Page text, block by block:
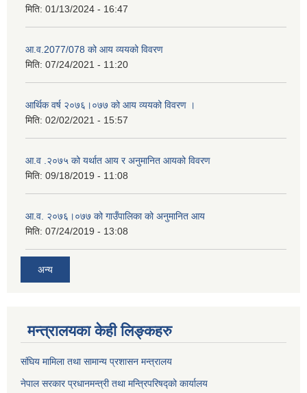
मिति: 01/13/2024 - 16:47
आ.व.2077/078 को आय व्ययको विवरण
मिति: 07/24/2021 - 11:20
आर्थिक वर्ष २०७६।०७७ को आय व्ययको विवरण ।
मिति: 02/02/2021 - 15:57
आ.व .२०७५ को यर्थात आय र अनुमानित आयको विवरण
मिति: 09/18/2019 - 11:08
आ.व. २०७६।०७७ को गाउँपालिका को अनुमानित आय
मिति: 07/24/2019 - 13:08
अन्य
मन्त्रालयका केही लिङ्कहरु
संघिय मामिला तथा सामान्य प्रशासन मन्त्रालय
नेपाल सरकार प्रधानमन्त्री तथा मन्त्रिपरिषद्को कार्यालय